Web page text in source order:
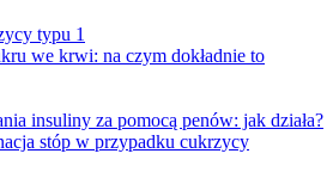
typu 1
we krwi: na czym dokładnie to
insuliny za pomocą penów: jak działa?
stóp w przypadku cukrzycy